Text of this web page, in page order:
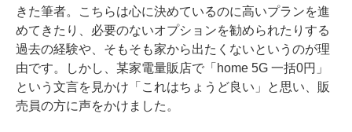
きた筆者。こちらは心に決めているのに高いプランを進
めてきたり、必要のないオプションを勧められたりする
過去の経験や、そもそも家から出たくないというのが理
由です。しかし、某家電量販店で「home 5G 一括0円」
という文言を見かけ「これはちょうど良い」と思い、販
売員の方に声をかけました。